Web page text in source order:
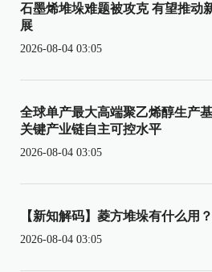
石墨烯堆垛难题被攻克 有望推动
展
2026-08-04 03:05
全球单产最大高端聚乙烯醇生产
关键产业链自主可控水平
2026-08-04 03:05
【新知解码】菱方堆垛有什么用？
2026-08-04 03:05